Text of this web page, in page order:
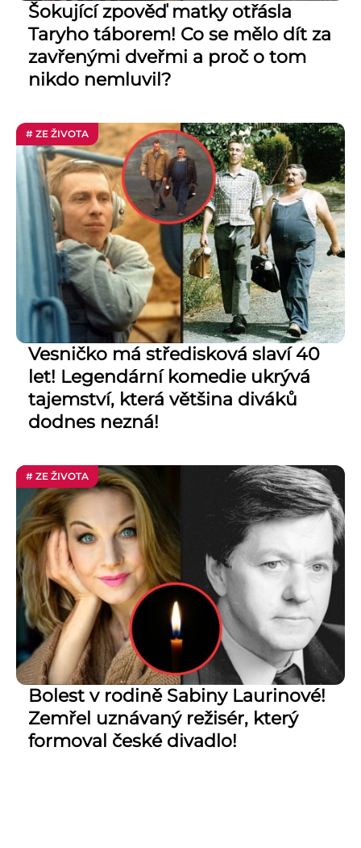
Šokující zpověď matky otřásla
Taryho táborem! Co se mělo dít za
zavřenými dveřmi a proč o tom
nikdo nemluvil?
# ZE ŽIVOTA
Vesničko má středisková slaví 40
let! Legendární komedie ukrývá
tajemství, která většina diváků
dodnes nezná!
# ZE ŽIVOTA
Bolest v rodině Sabiny Laurinové!
Zemřel uznávaný režisér, který
formoval české divadlo!